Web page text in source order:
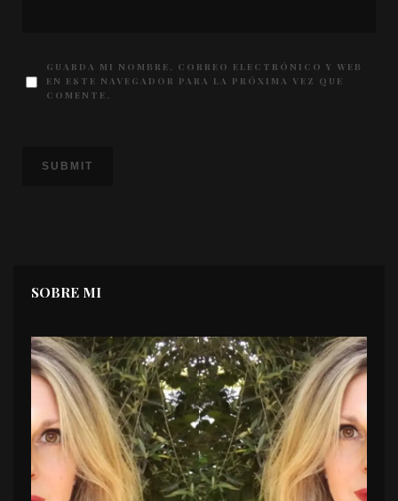
GUARDA MI NOMBRE, CORREO ELECTRÓNICO Y WEB
EN ESTE NAVEGADOR PARA LA PRÓXIMA VEZ QUE
COMENTE.
SOBRE MI